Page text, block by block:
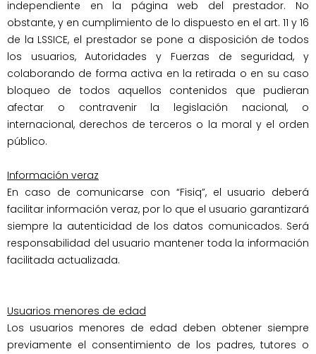
independiente en la página web del prestador. No
obstante, y en cumplimiento de lo dispuesto en el art. 11 y 16
de la LSSICE, el prestador se pone a disposición de todos
los usuarios, Autoridades y Fuerzas de seguridad, y
colaborando de forma activa en la retirada o en su caso
bloqueo de todos aquellos contenidos que pudieran
afectar o contravenir la legislación nacional, o
internacional, derechos de terceros o la moral y el orden
público.
Información veraz
En caso de comunicarse con “Fisiq”, el usuario deberá
facilitar información veraz, por lo que el usuario garantizará
siempre la autenticidad de los datos comunicados. Será
responsabilidad del usuario mantener toda la información
facilitada actualizada.
Usuarios menores de edad
Los usuarios menores de edad deben obtener siempre
previamente el consentimiento de los padres, tutores o